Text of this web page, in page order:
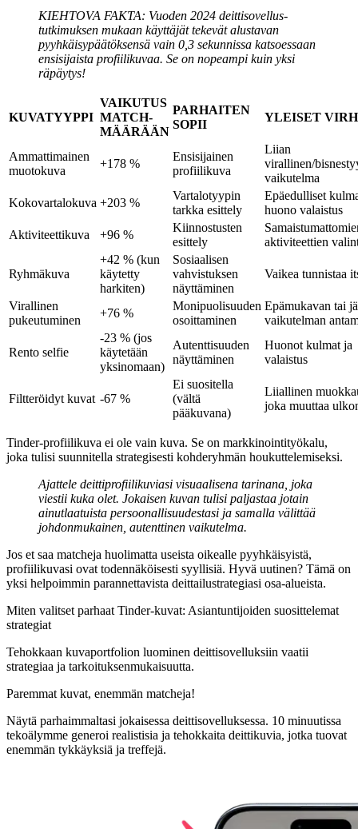
KIEHTOVA FAKTA: Vuoden 2024 deittisovellus-
tutkimuksen mukaan käyttäjät tekevät alustavan
pyyhkäisypäätöksensä vain 0,3 sekunnissa katsoessaan
ensisijaista profiilikuvaa. Se on nopeampi kuin yksi
räpäytys!
KUVATYYPPI
VAIKUTUS
MATCH-
MÄÄRÄÄN
PARHAITEN
SOPII
YLEISET
Ammattimainen
muotokuva
+178 %
Ensisijainen
profiilikuva
Liian
virallinen/
vaikutelma
Kokovartalokuva +203 %
Vartalotyypin
tarkka esittely
Epäedulliset
huono valaistus
Aktiviteettikuva
+96 %
Kiinnostusten
esittely
aktiviteettien
Ryhmäkuva
+42 % (kun
käytetty
harkiten)
Sosiaalisen
vahvistuksen
näyttäminen
Vaikea tunnistaa
Virallinen
pukeutuminen
+76 %
Monipuolisuuden
osoittaminen
Epämukavan tai
vaikutelman
Rento selfie
-23 % (jos
käytetään
yksinomaan)
Autenttisuuden
näyttäminen
Huonot kulmat ja
valaistus
Filtteröidyt kuvat -67 %
Ei suositella
(vältä
pääkuvana)
Liiallinen
joka muuttaa
Tinder-profiilikuva ei ole vain kuva. Se on markkinointityökalu,
joka tulisi suunnitella strategisesti kohderyhmän houkuttelemiseksi.
Ajattele deittiprofiilikuviasi visuaalisena tarinana, joka
viestii kuka olet. Jokaisen kuvan tulisi paljastaa jotain
ainutlaatuista persoonallisuudestasi ja samalla välittää
johdonmukainen, autenttinen vaikutelma.
Jos et saa matcheja huolimatta useista oikealle pyyhkäisyistä,
profiilikuvasi ovat todennäköisesti syyllisiä. Hyvä uutinen? Tämä on
yksi helpoimmin parannettavista deittailustrategiasi osa-alueista.
Miten valitset parhaat Tinder-kuvat: Asiantuntijoiden suosittelemat
strategiat
Tehokkaan kuvaportfolion luominen deittisovelluksiin vaatii
strategiaa ja tarkoituksenmukaisuutta.
Paremmat kuvat, enemmän matcheja!
Näytä parhaimmaltasi jokaisessa deittisovelluksessa. 10 minuutissa
tekoälymme generoi realistisia ja tehokkaita deittikuvia, jotka tuovat
enemmän tykkäyksiä ja treffejä.